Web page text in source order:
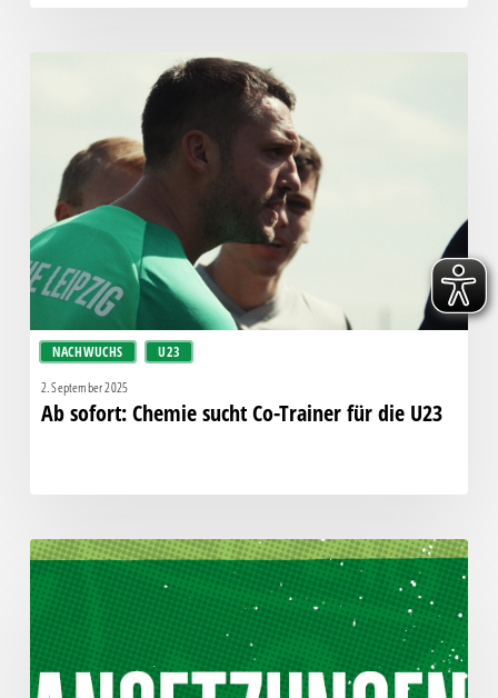
NACHWUCHS U23
Trainer
für
die
U23
2. September 2025
Ab sofort: Chemie sucht Co-Trainer für die U23
Alle
Spiele
in
der
KW
10